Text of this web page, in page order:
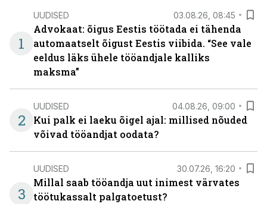
1
UUDISED 03.08.26, 08:45
Advokaat: õigus Eestis töötada ei tähenda
automaatselt õigust Eestis viibida. “See vale
eeldus läks ühele tööandjale kalliks
maksma”
2
UUDISED 04.08.26, 09:00
Kui palk ei laeku õigel ajal: millised nõuded
võivad tööandjat oodata?
3
UUDISED 30.07.26, 16:20
Millal saab tööandja uut inimest värvates
töötukassalt palgatoetust?